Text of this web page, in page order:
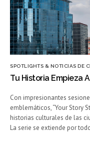
SPOTLIGHTS & NOTICIAS DE
Tu Historia Empieza
Con impresionantes
emblemáticos, “Your Story
historias culturales de las
La serie se extiende por